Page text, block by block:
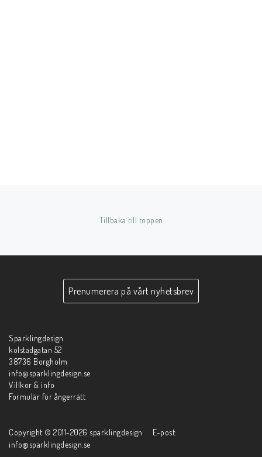
Tillbaka till toppen
Prenumerera på vårt nyhetsbrev
Sparklingdesign
kolstadgatan 52
38736 Borgholm
info@sparklingdesign.se
Villkor & info
Formulär för ångerrätt
Copyright © 2011-2026 sparklingdesign E-post:
info@sparklingdesign.se